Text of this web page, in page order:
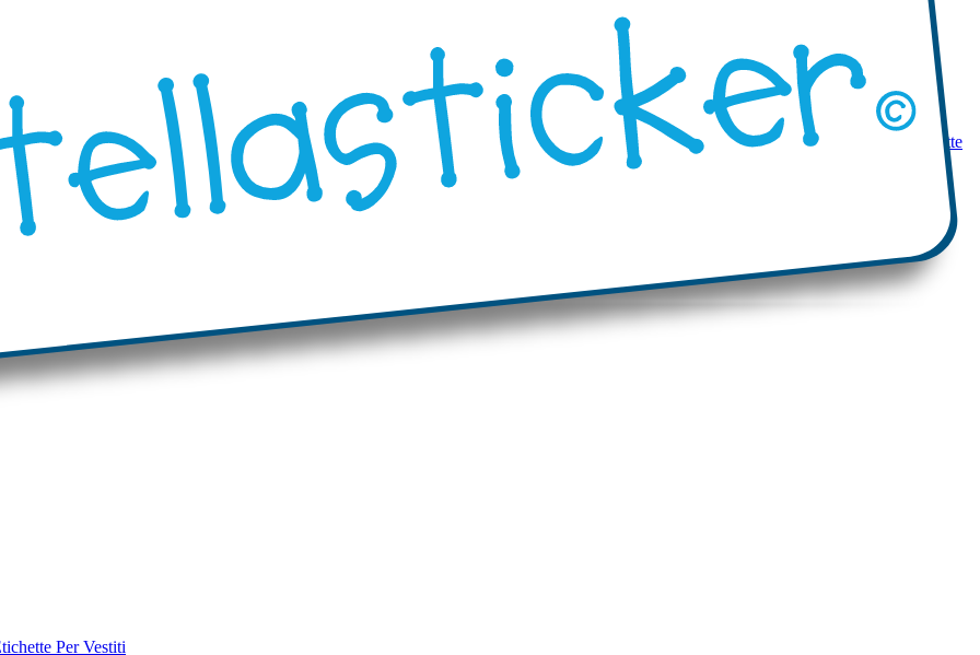
adesive con bordi ondulati Etichette adesive rotonde"Progetta i Tuoi" prodotti Mini etichette adesiveEtichette adesive mono-colore Etichette
Per Vestiti